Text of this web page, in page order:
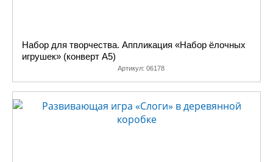
Набор для творчества. Аппликация «Набор ёлочных
игрушек» (конверт А5)
Артикул: 06178